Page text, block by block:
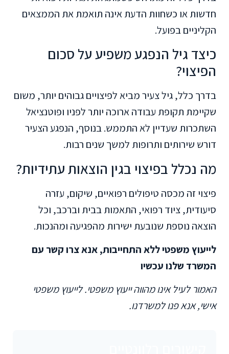
חדשות או כשחוות הדעת אינה תואמת את הממצאים
הקליניים בפועל.
כיצד גיל הנפגע משפיע על סכום
הפיצוי?
בדרך כלל, גיל צעיר מביא לפיצויים גבוהים יותר, משום
שקיימת תקופת עבודה ארוכה יותר לפניו ופוטנציאל
השתכרות שעדיין לא התממש. בנוסף, הנפגע הצעיר
דורש שירותים ותרופות למשך שנים רבות.
מה נכלל בפיצוי בגין הוצאות עתידיות?
פיצוי זה מכסה טיפולים רפואיים, שיקום, עזרה
סיעודית, ציוד רפואי, התאמות בבית וברכב, וכל
הוצאה נוספת שנובעת ישירות מהפגיעה ומהנכות.
לייעוץ משפטי ללא התחייבות, אנא צרו קשר עם
המשרד שלנו עכשיו
האמור לעיל אינו מהווה ייעוץ משפטי. לייעוץ משפטי
אישי, אנא פנו למשרדנו.